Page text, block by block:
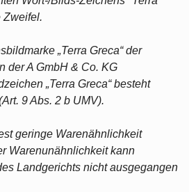
Zweifel.
„Terra Greca“ der
der A GmbH & Co. KG
„Terra Greca“ besteht
9 Abs. 2 b UMV).
geringe Warenähnlichkeit
Warenunähnlichkeit kann
Landgerichts nicht ausgegangen